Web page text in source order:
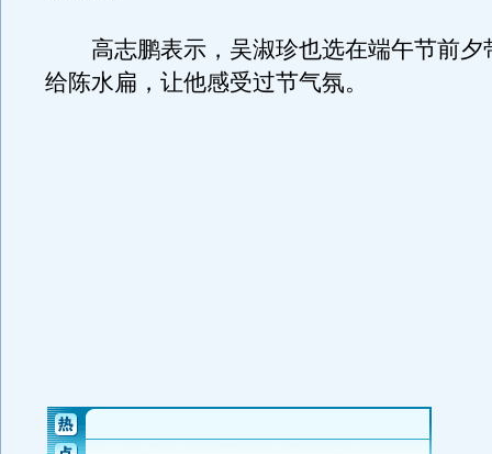
高志鹏表示，吴淑珍也选在端午节前夕
给陈水扁，让他感受过节气氛。